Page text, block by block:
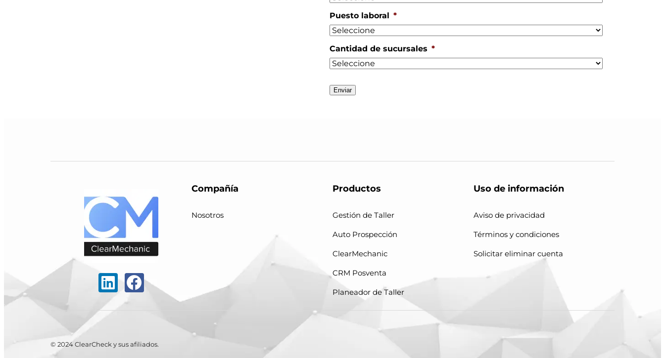
Puesto laboral *
Cantidad de sucursales *
Enviar
Compañía
Nosotros
Productos
Gestión de Taller
Auto Prospección
ClearMechanic
CRM Posventa
Planeador de Taller
Uso de información
Aviso de privacidad
Términos y condiciones
Solicitar eliminar cuenta
© 2024 ClearCheck y sus afiliados.